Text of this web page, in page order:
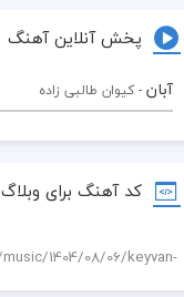
پخش آنلاین آهنگ
آبان - کیوان طالبی زاده
کد آهنگ برای وبلاگ